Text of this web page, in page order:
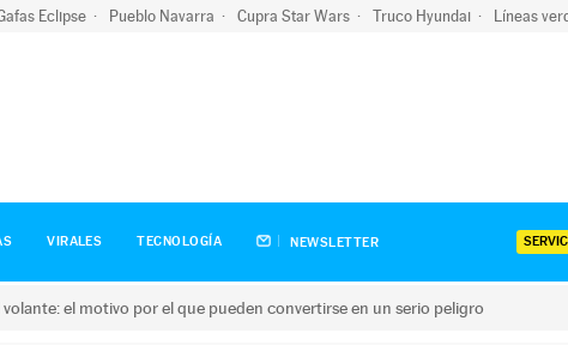
Eclipse Pueblo Navarra Cupra Star Wars Truco Hyundai Líneas
VIRALES TECNOLOGÍA NEWSLETTER
volante: el motivo por el que pueden convertirse en un serio peligro